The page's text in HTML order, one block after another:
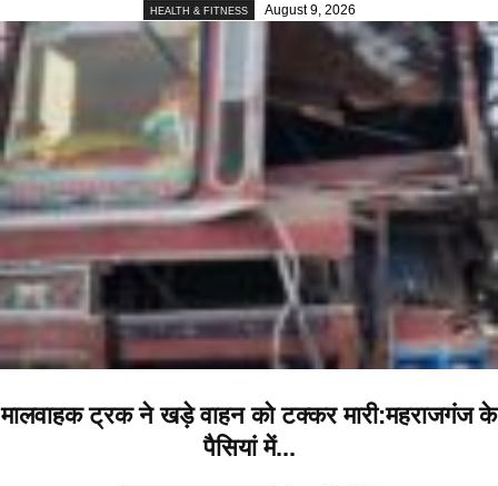
HEALTH & FITNESS August 9, 2026
मालवाहक ट्रक ने खड़े वाहन को टक्कर मारी:महराजगंज के
पैसियां में...